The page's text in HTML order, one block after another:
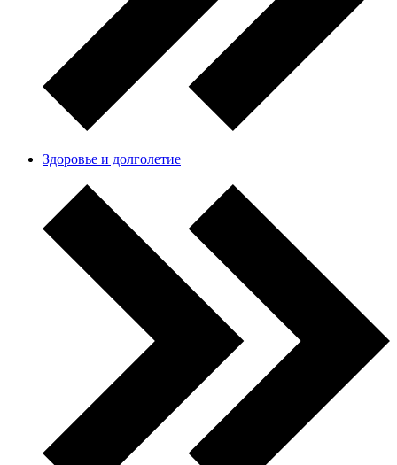
Здоровье и долголетие